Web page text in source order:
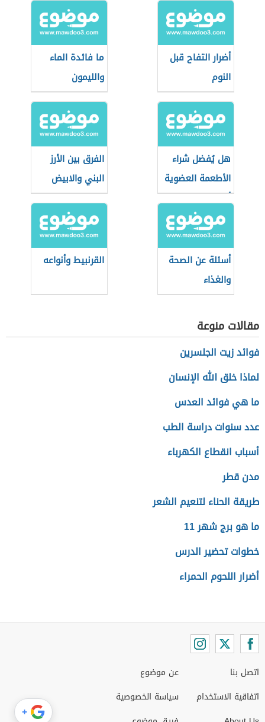
أضرار التفاح قبل
النوم
ما فائدة الماء
والليمون
هل يُفضل شراء
الأطعمة العضوية
أثناء التسوق؟
الفرق بين الأرز
البني والابيض
أسئلة عن الصحة
والغذاء
القرنبيط وأنواعه
مقالات منوعة
فوائد زيت الجلسرين
لماذا خلق الله الإنسان
ما هي فوائد العدس
عدد سنوات دراسة الطب
أسباب انقطاع الكهرباء
مدن قطر
طريقة الحناء لتنعيم الشعر
ما هو برج شهر 11
خطوات تحضير الدرس
أضرار اللحوم الحمراء
اتصل بنا
اتفاقية الاستخدام
عن موضوع
سياسة الخصوصية
+